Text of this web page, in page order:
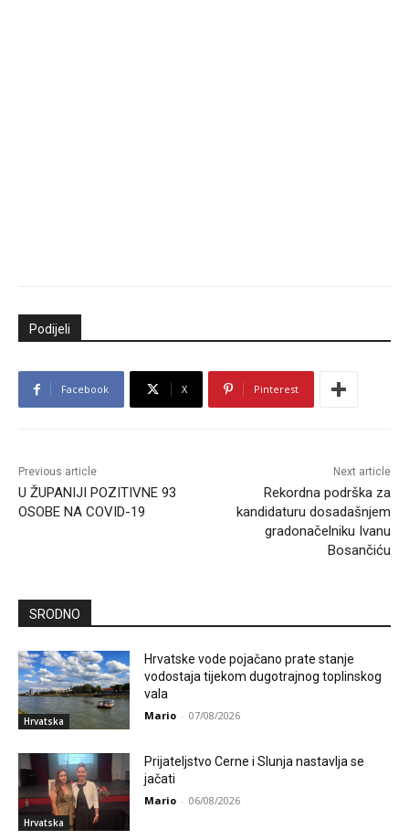
Podijeli
Facebook X Pinterest
Previous article
U ŽUPANIJI POZITIVNE 93
OSOBE NA COVID-19
Next article
Rekordna podrška za
kandidaturu dosadašnjem
gradonačelniku Ivanu
Bosančiću
SRODNO
Hrvatska
Hrvatske vode pojačano prate stanje
vodostaja tijekom dugotrajnog toplinskog
vala
Mario - 07/08/2026
Hrvatska
Prijateljstvo Cerne i Slunja nastavlja se
jačati
Mario - 06/08/2026